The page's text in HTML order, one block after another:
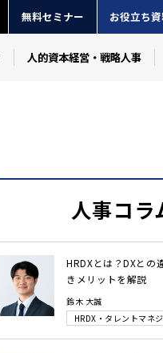
無料セミナー お役立ち
人的資本経営・戦略人事
人事コラ
HRDXとは？DXとの
きメリットを解説
鈴木 大誠
HRDX・タレントマネ